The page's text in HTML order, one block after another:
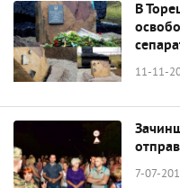
В
11-11-
7-07-